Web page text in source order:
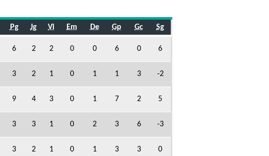
Pg Jg Vi Em De Gp Gc Sg
6 2 2 0 0 6 0 6
3 2 1 0 1 1 3 -2
9 4 3 0 1 7 2 5
3 3 1 0 2 3 6 -3
3 2 1 0 1 3 3 0